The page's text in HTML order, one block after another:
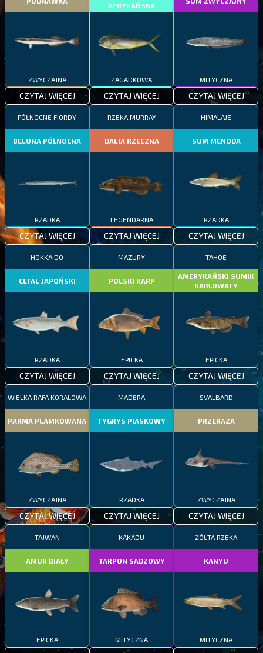
ZWYCZAJNA
CZYTAJ WIĘCEJ
AFRYKAŃSKA
ZAGADKOWA
CZYTAJ WIĘCEJ
MITYCZNA
CZYTAJ WIĘCEJ
PÓŁNOCNE FIORDY
BELONA PÓŁNOCNA
RZADKA
CZYTAJ WIĘCEJ
RZEKA MURRAY
DALIA RZECZNA
LEGENDARNA
CZYTAJ WIĘCEJ
HIMALAJE
SUM MENODA
RZADKA
CZYTAJ WIĘCEJ
HOKKAIDO
CEFAL JAPOŃSKI
RZADKA
CZYTAJ WIĘCEJ
MAZURY
POLSKI KARP
EPICKA
CZYTAJ WIĘCEJ
TAHOE
AMERYKAŃSKI SUMIK
KARŁOWATY
EPICKA
CZYTAJ WIĘCEJ
WIELKA RAFA KORALOWA
PARMA PLAMKOWANA
ZWYCZAJNA
CZYTAJ WIĘCEJ
MADERA
TYGRYS PIASKOWY
RZADKA
CZYTAJ WIĘCEJ
SVALBARD
PRZERAZA
ZWYCZAJNA
CZYTAJ WIĘCEJ
TAJWAN
AMUR BIAŁY
EPICKA
KAKADU
TARPON SADZOWY
MITYCZNA
ŻÓŁTA RZEKA
KANYU
MITYCZNA